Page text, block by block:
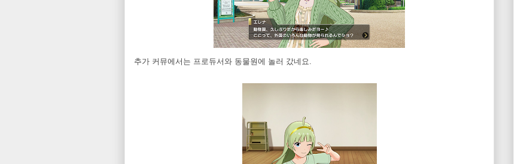
추가 커뮤에서는 프로듀서와 동물원에 놀러 갔네요.